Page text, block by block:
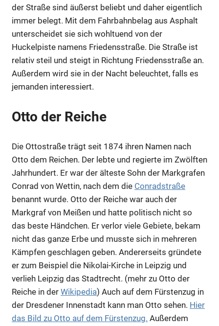
Anzeige
Anzeige
Anzeige
Anzeige
Anzeige
der Straße sind äußerst beliebt und daher eigentlich
immer belegt. Mit dem Fahrbahnbelag aus Asphalt
unterscheidet sie sich wohltuend von der
Huckelpiste namens Friedensstraße. Die Straße ist
relativ steil und steigt in Richtung Friedensstraße an.
Außerdem wird sie in der Nacht beleuchtet, falls es
jemanden interessiert.
Otto der Reiche
Die Ottostraße trägt seit 1874 ihren Namen nach
Otto dem Reichen. Der lebte und regierte im Zwölften
Jahrhundert. Er war der älteste Sohn der Markgrafen
Conrad von Wettin, nach dem die Conradstraße
benannt wurde. Otto der Reiche war auch der
Markgraf von Meißen und hatte politisch nicht so
das beste Händchen. Er verlor viele Gebiete, bekam
nicht das ganze Erbe und musste sich in mehreren
Kämpfen geschlagen geben. Andererseits gründete
er zum Beispiel die Nikolai-Kirche in Leipzig und
verlieh Leipzig das Stadtrecht. (mehr zu Otto der
Reiche in der Wikipedia) Auch auf dem Fürstenzug in
der Dresdener Innenstadt kann man Otto sehen. Hier
das Bild zu Otto auf dem Fürstenzug. Außerdem